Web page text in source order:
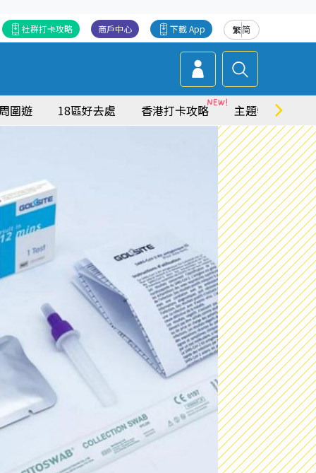
繁简
下載 App
商戶中心
社群打卡攻略
圍遊 18區好去處 香港打卡攻略 主題特集